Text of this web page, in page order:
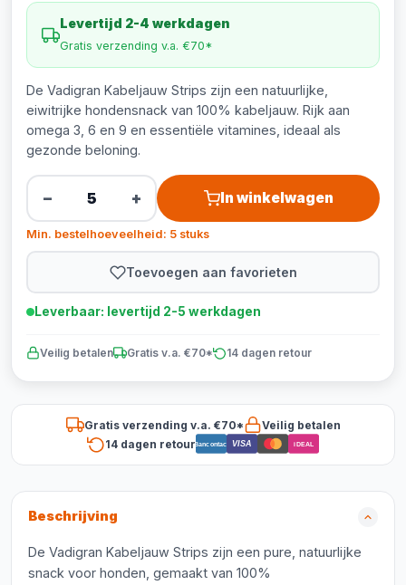
Levertijd 2-4 werkdagen
Gratis verzending v.a. €70*
De Vadigran Kabeljauw Strips zijn een natuurlijke,
eiwitrijke hondensnack van 100% kabeljauw. Rijk aan
omega 3, 6 en 9 en essentiële vitamines, ideaal als
gezonde beloning.
− + In winkelwagen
Min. bestelhoeveelheid: 5 stuks
Toevoegen aan favorieten
Leverbaar: levertijd 2-5 werkdagen
Veilig betalen Gratis v.a. €70* 14 dagen retour
Gratis verzending v.a. €70*
Veilig betalen
14 dagen retourBancontact VISA iDEAL
Beschrijving
De Vadigran Kabeljauw Strips zijn een pure, natuurlijke
snack voor honden, gemaakt van 100%